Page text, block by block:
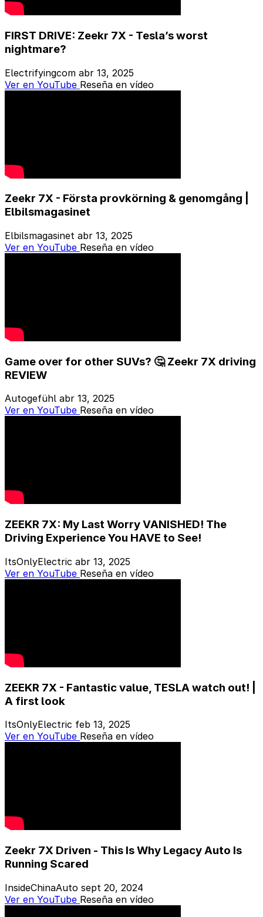
FIRST DRIVE: Zeekr 7X - Tesla’s worst
nightmare?
Electrifyingcom abr 13, 2025
Ver en YouTube Reseña en vídeo
Zeekr 7X - Första provkörning & genomgång |
Elbilsmagasinet
Elbilsmagasinet abr 13, 2025
Ver en YouTube Reseña en vídeo
Game over for other SUVs? 🤔 Zeekr 7X driving
REVIEW
Autogefühl abr 13, 2025
Ver en YouTube Reseña en vídeo
ZEEKR 7X: My Last Worry VANISHED! The
Driving Experience You HAVE to See!
ItsOnlyElectric abr 13, 2025
Ver en YouTube Reseña en vídeo
ZEEKR 7X - Fantastic value, TESLA watch out! |
A first look
ItsOnlyElectric feb 13, 2025
Ver en YouTube Reseña en vídeo
Zeekr 7X Driven - This Is Why Legacy Auto Is
Running Scared
InsideChinaAuto sept 20, 2024
Ver en YouTube Reseña en vídeo